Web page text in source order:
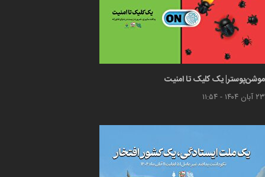
موشن‌پوستر| یک کلیک تا امنیت
۲۳ آبان ۱۴۰۴ - ۱۱:۵۴